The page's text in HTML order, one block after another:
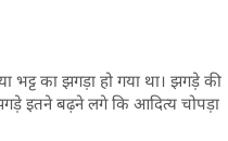
का झगड़ा हो गया था। झगड़े की
इतने बढ़ने लगे कि आदित्य चोपड़ा